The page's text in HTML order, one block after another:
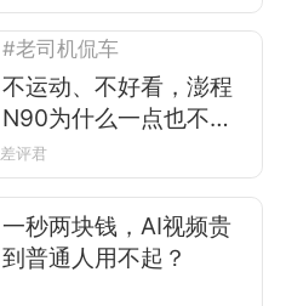
#老司机侃车
不运动、不好看，澎程
N90为什么一点也不像
小米？
差评君
一秒两块钱，AI视频贵
到普通人用不起？